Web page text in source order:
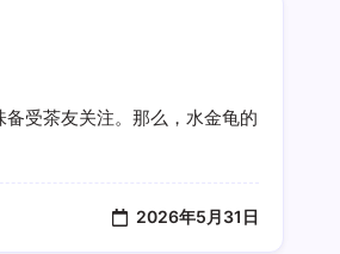
受茶友关注。那么，水金龟的
2026年5月31日